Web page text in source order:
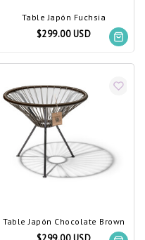
Table Japón Fuchsia
$299.00 USD
Table Japón Chocolate Brown